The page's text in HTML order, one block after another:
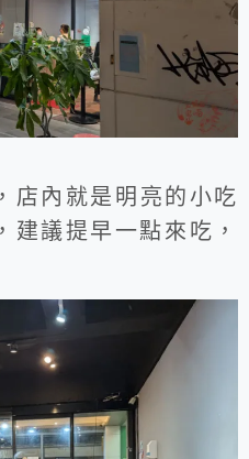
店內就是明亮的小吃
建議提早一點來吃，